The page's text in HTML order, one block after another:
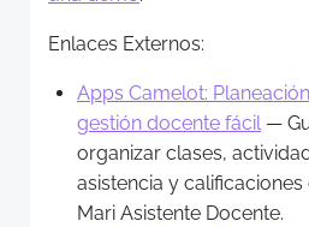
Enlaces Externos:
Apps Camelot:
gestión docente fácil—
organizar clases,
asistencia y
Mari Asistente Docente.